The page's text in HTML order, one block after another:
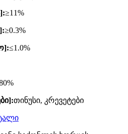
≥11%
≥0.3%
≤1.0%
თინუსი, კრევეტები